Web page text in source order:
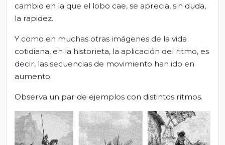
cambio en la que el lobo cae, se aprecia, sin duda,
la rapidez.
Y como en muchas otras imágenes de la vida
cotidiana, en la historieta, la aplicación del ritmo, es
decir, las secuencias de movimiento han ido en
aumento.
Observa un par de ejemplos con distintos ritmos.